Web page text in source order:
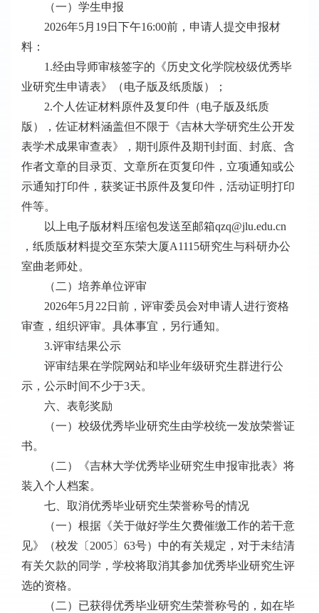
（一）学生申报
2026年5月19日下午16:00前，申请人提交申报材
料：
1.经由导师审核签字的《历史文化学院校级优秀毕
业研究生申请表》（电子版及纸质版）；
2.个人佐证材料原件及复印件（电子版及纸质
版），佐证材料涵盖但不限于《吉林大学研究生公开发
表学术成果审查表》，期刊原件及期刊封面、封底、含
作者文章的目录页、文章所在页复印件，立项通知或公
示通知打印件，获奖证书原件及复印件，活动证明打印
件等。
以上电子版材料压缩包发送至邮箱qzq@jlu.edu.cn
，纸质版材料提交至东荣大厦A1115研究生与科研办公
室曲老师处。
（二）培养单位评审
2026年5月22日前，评审委员会对申请人进行资格
审查，组织评审。具体事宜，另行通知。
3.评审结果公示
评审结果在学院网站和毕业年级研究生群进行公
示，公示时间不少于3天。
六、表彰奖励
（一）校级优秀毕业研究生由学校统一发放荣誉证
书。
（二）《吉林大学优秀毕业研究生申报审批表》将
装入个人档案。
七、取消优秀毕业研究生荣誉称号的情况
（一）根据《关于做好学生欠费催缴工作的若干意
见》（校发〔2005〕63号）中的有关规定，对于未结清
有关欠款的同学，学校将取消其参加优秀毕业研究生评
选的资格。
（二）已获得优秀毕业研究生荣誉称号的，如在毕